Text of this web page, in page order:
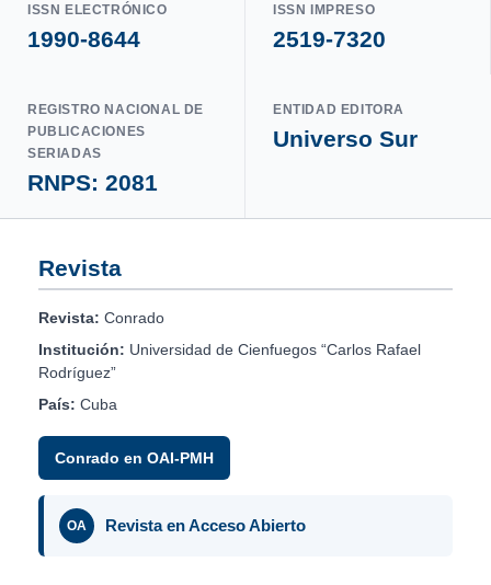
ISSN ELECTRÓNICO
1990-8644
ISSN IMPRESO
2519-7320
REGISTRO NACIONAL DE
PUBLICACIONES
SERIADAS
RNPS: 2081
ENTIDAD EDITORA
Universo Sur
Revista
Revista: Conrado
Institución: Universidad de Cienfuegos “Carlos Rafael
Rodríguez”
País: Cuba
Conrado en OAI-PMH
OA Revista en Acceso Abierto